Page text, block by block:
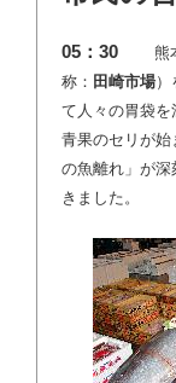
05：30
熊
称： 田崎市場）
て人々の胃袋を
青果のセリが始
の魚離れ」が
きました。